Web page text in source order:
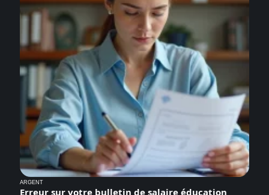
ARGENT
Erreur sur votre bulletin de salaire éducation